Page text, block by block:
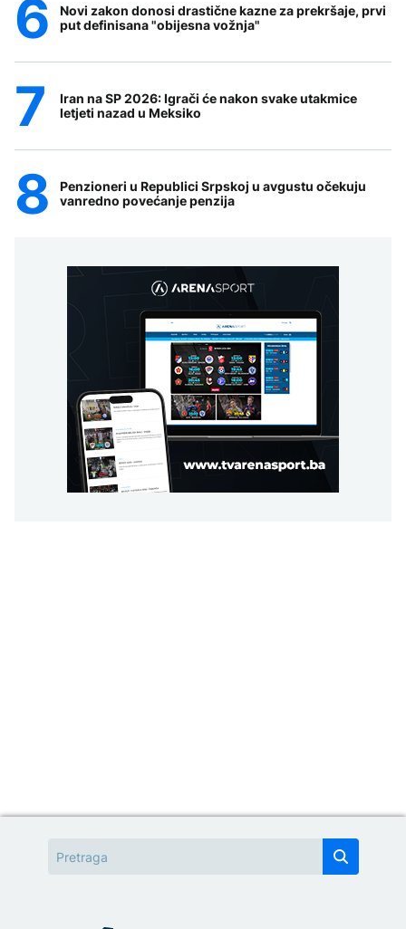
Novi zakon donosi drastične kazne za prekršaje, prvi
put definisana "obijesna vožnja"
Iran na SP 2026: Igrači će nakon svake utakmice
letjeti nazad u Meksiko
Penzioneri u Republici Srpskoj u avgustu očekuju
vanredno povećanje penzija